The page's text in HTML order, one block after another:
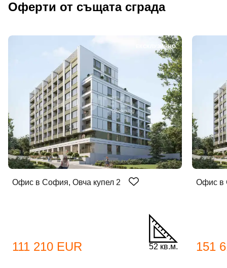
Оферти от същата сграда
Офис в София, Овча купел 2
111 210 EUR 52 кв.м.
ЕКСКЛУЗИВНО
Офис в
151